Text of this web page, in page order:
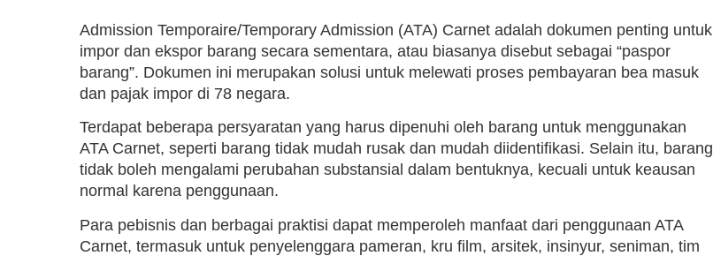
Admission Temporaire/Temporary Admission (ATA) Carnet adalah dokumen penting untuk
impor dan ekspor barang secara sementara, atau biasanya disebut sebagai “paspor
barang”. Dokumen ini merupakan solusi untuk melewati proses pembayaran bea masuk
dan pajak impor di 78 negara.
Terdapat beberapa persyaratan yang harus dipenuhi oleh barang untuk menggunakan
ATA Carnet, seperti barang tidak mudah rusak dan mudah diidentifikasi. Selain itu, barang
tidak boleh mengalami perubahan substansial dalam bentuknya, kecuali untuk keausan
normal karena penggunaan.
Para pebisnis dan berbagai praktisi dapat memperoleh manfaat dari penggunaan ATA
Carnet, termasuk untuk penyelenggara pameran, kru film, arsitek, insinyur, seniman, tim